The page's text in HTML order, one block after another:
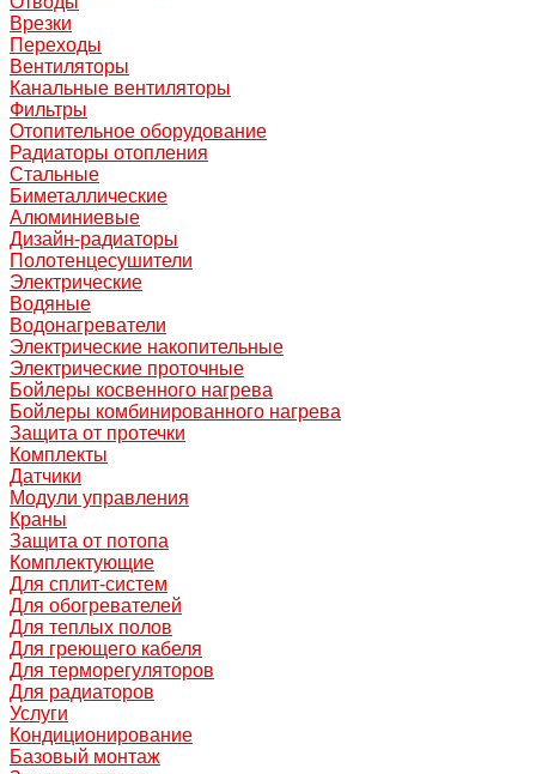
Врезки
Переходы
Вентиляторы
Канальные вентиляторы
Фильтры
Отопительное оборудование
Радиаторы отопления
Стальные
Биметаллические
Алюминиевые
Дизайн-радиаторы
Полотенцесушители
Электрические
Водяные
Водонагреватели
Электрические накопительные
Электрические проточные
Бойлеры косвенного нагрева
Бойлеры комбинированного нагрева
Защита от протечки
Комплекты
Датчики
Модули управления
Краны
Защита от потопа
Комплектующие
Для сплит-систем
Для обогревателей
Для теплых полов
Для греющего кабеля
Для терморегуляторов
Для радиаторов
Услуги
Кондиционирование
Базовый монтаж